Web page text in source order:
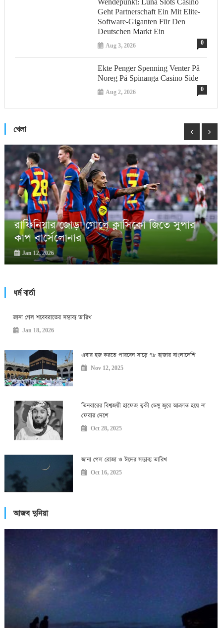
Wendepunkt: Luna Slots Casino
Geht Partnerschaft Ein Mit Elite-
Software-Giganten Für Den
Deutschen Markt Ein
Aug 3, 2026 0
Ekte Penger Spenning Venter På
Noreg På Spinanga Casino Side
Aug 2, 2026 0
খেলা
বাংলাদেশের বিশ্বকাপ ম্যাচ আয়োজনে আগ্রহী
পাকিস্তান
Jan 11, 2026
ধর্ম বার্তা
জানা গেল শবেবরাতের সম্ভাব্য তারিখ
Jan 18, 2026
এবার হজ করতে পারবেন সাড়ে ৭৮ হাজার বাংলাদেশি
Nov 12, 2025
তিনবারের বিশ্বজয়ী হাফেজ ত্বকী ডেঙ্গু জ্বরে আক্রান্ত হয়ে না
ফেরার দেশে
Oct 28, 2025
জানা গেল রোজা ও ঈদের সম্ভাব্য তারিখ
Oct 16, 2025
আজব দুনিয়া